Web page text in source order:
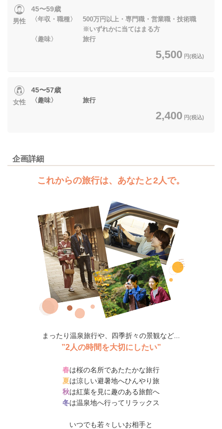
男性
45〜59歳
〈年収・職種〉 500万円以上・専門職・営業職・技術職
※いずれかに当てはまる方
〈趣味〉 旅行
5,500 円(税込)
女性
45〜57歳
〈趣味〉 旅行
2,400 円(税込)
企画詳細
これからの旅行は、あなたと2人で。
まったり温泉旅行や、四季折々の景観など...
”2人の時間を大切にしたい”
春は桜の名所であたたかな旅行
夏は涼しい避暑地へひんやり旅
秋は紅葉を見に趣のある旅館へ
冬は温泉地へ行ってリラックス
いつでも若々しいお相手と